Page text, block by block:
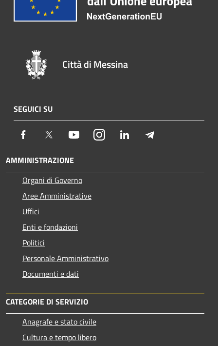
Città di Messina
SEGUICI SU
Facebook Twitter YoutubeInstagram LinkedIn
AMMINISTRAZIONE
Organi di Governo
Aree Amministrative
Uffici
Enti e fondazioni
Politici
Personale Amministrativo
Documenti e dati
CATEGORIE DI SERVIZIO
Anagrafe e stato civile
Cultura e tempo libero